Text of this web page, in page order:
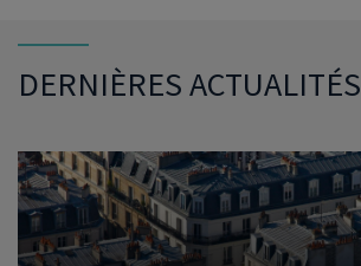
DERNIÈRES ACTUALITÉS